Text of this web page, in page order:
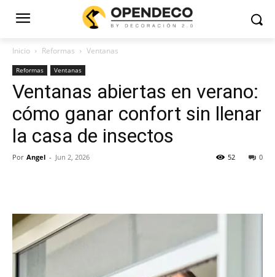
Inicio Reformas Ventanas
Reformas Ventanas
Ventanas abiertas en verano:
cómo ganar confort sin llenar
la casa de insectos
Por Angel - Jun 2, 2026 0
52